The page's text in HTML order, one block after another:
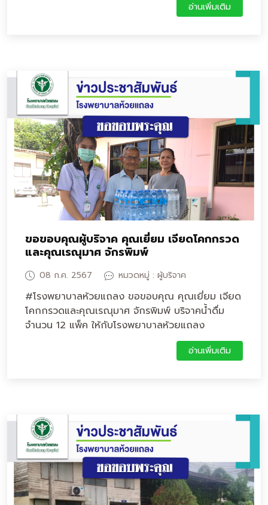
อ่านเพิ่มเติม
ขอขอบคุณผู้บริจาค คุณเยี่ยม เจียดโคกกรวด
และคุณเรณุมาศ จักรพิมพ์
08 ก.ค. 2567 หมวดหมู่ : ผู้บริจาค
#โรงพยาบาลห้วยแถลง ขอขอบคุณ คุณเยี่ยม เจียด
โคกกรวดและคุณเรณุมาศ จักรพิมพ์ บริจาคน้ำดื่ม
จำนวน 12 แพ็ค ให้กับโรงพยาบาลห้วยแถลง
อ่านเพิ่มเติม